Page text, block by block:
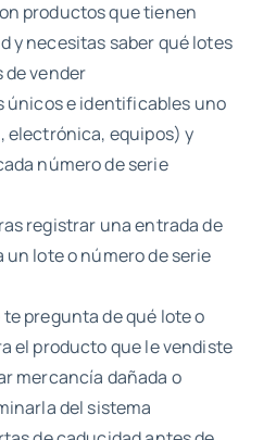
productos que tienen
y necesitas saber qué lotes
de vender
únicos e identificables uno
electrónica, equipos) y
número de serie
registrar una entrada de
un lote o número de serie
pregunta de qué lote o
el producto que le vendiste
mercancía dañada o
del sistema